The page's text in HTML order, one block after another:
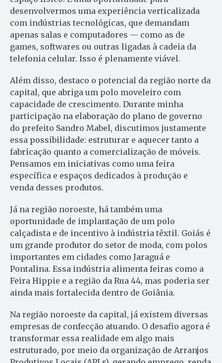
desenvolvermos uma experiência verticalizada
com indústrias tecnológicas, que demandam
apenas salas e computadores — como as de
games, softwares ou outras ligadas à cadeia da
telefonia celular. Isso é plenamente viável.
Além disso, destaco o potencial da região norte da
capital, que abriga um polo moveleiro com
capacidade de crescimento. Durante minha
participação na elaboração do plano de governo
do prefeito Sandro Mabel, discutimos justamente
essa possibilidade: estruturar e aquecer tanto a
fabricação quanto a comercialização de móveis.
Pensamos em iniciativas como uma feira
específica e espaços dedicados à produção e
venda desses produtos.
Já na região noroeste, há também uma
oportunidade de implantação de um polo
calçadista e de incentivo à indústria têxtil. Goiás é
um grande produtor do setor de moda, com polos
importantes em cidades como Jaraguá e
Pontalina. Essa indústria alimenta feiras como a
Feira Hippie e a região da Rua 44, mas poderia ser
ainda mais fortalecida dentro de Goiânia.
Na região noroeste da capital, já existem diversas
empresas de confecção atuando. O desafio agora é
transformar essa realidade em algo mais
estruturado, por meio da organização de Arranjos